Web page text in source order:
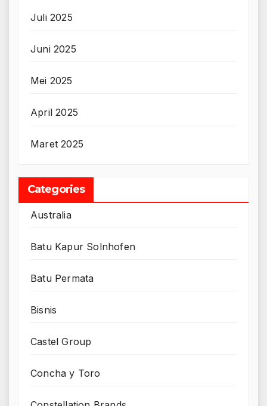
Juli 2025
Juni 2025
Mei 2025
April 2025
Maret 2025
Categories
Australia
Batu Kapur Solnhofen
Batu Permata
Bisnis
Castel Group
Concha y Toro